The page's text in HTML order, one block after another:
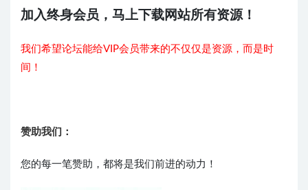
加入终身会员，马上下载网站所有资源！
我们希望论坛能给VIP会员带来的不仅仅是资源，而是时
间！
赞助我们：
您的每一笔赞助，都将是我们前进的动力！